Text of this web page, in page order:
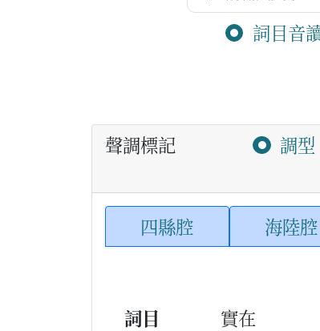
詞目音
聲調標記 調型
四縣腔 海陸腔
詞目
實在